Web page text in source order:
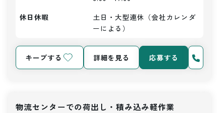
休日休暇
土日・大型連休（会社カレンダ
ーによる）
キープする 詳細を見る 応募する
物流センターでの荷出し・積み込み軽作業